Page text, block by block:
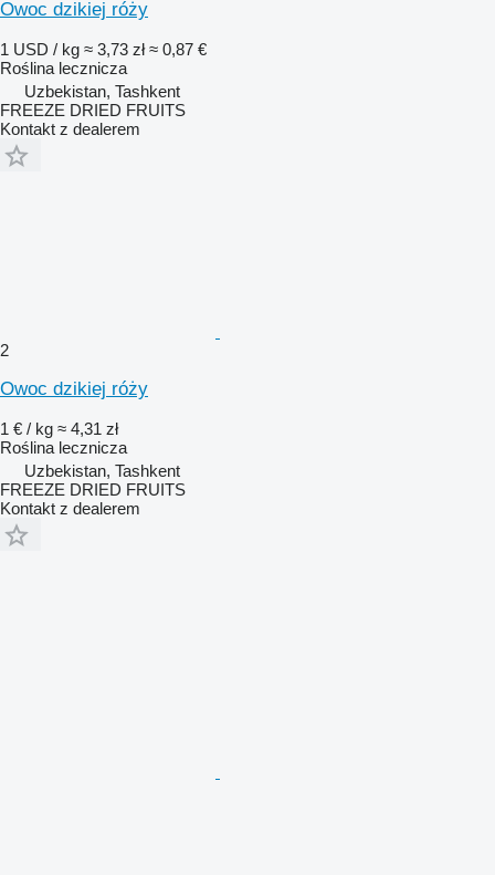
Owoc dzikiej róży
1 USD / kg ≈ 3,73 zł ≈ 0,87 €
Roślina lecznicza
Uzbekistan, Tashkent
FREEZE DRIED FRUITS
Kontakt z dealerem
2
Owoc dzikiej róży
1 € / kg ≈ 4,31 zł
Roślina lecznicza
Uzbekistan, Tashkent
FREEZE DRIED FRUITS
Kontakt z dealerem